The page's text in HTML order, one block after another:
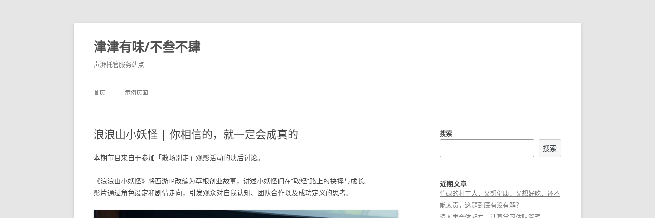
津津有味/不叁不肆
声湃托管服务站点
首页 示例页面
浪浪山小妖怪 | 你相信的，就一定会成真的
本期节目来自于参加「散场别走」观影活动的映后讨论。
《浪浪山小妖怪》将西游IP改编为草根创业故事，讲述小妖怪们在“取经”路上的抉择与成长。
影片通过角色设定和剧情走向，引发观众对自我认知、团队合作以及成功定义的思考。
搜索
搜索
近期文章
忙碌的打工人，又想健康，又想好吃，还不
能太贵，这题到底有没有解？